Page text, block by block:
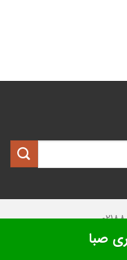
کیان باتری
صبا